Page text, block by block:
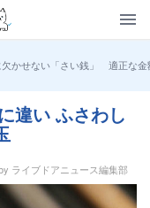
欠かせない「さい銭」 適正な金
違い ふさわし
ライブドアニュース編集部